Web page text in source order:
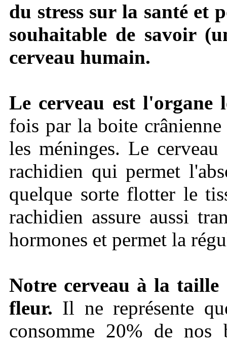
du stress sur la santé et
souhaitable de savoir
cerveau humain.
Le cerveau est l'organe
fois par la boite crânienne
les méninges. Le
rachidien qui permet
quelque sorte flotter le
rachidien assure aussi
hormones et permet la
Notre cerveau à la
fleur. Il ne représente
consomme 20% de nos